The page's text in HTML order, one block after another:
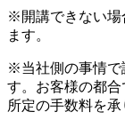
※開講できない場
ます。
※当社側の事情で
す。お客様の都合
所定の手数料を承